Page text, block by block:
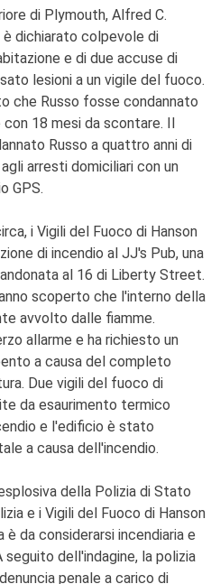
di Plymouth, Alfred C.
è dichiarato colpevole di
e di due accuse di
lesioni a un vigile del fuoco.
che Russo fosse condannato
18 mesi da scontare. Il
Russo a quattro anni di
arresti domiciliari con un
GPS.
i Vigili del Fuoco di Hanson
di incendio al JJ's Pub, una
al 16 di Liberty Street.
scoperto che l'interno della
avvolto dalle fiamme.
allarme e ha richiesto un
a causa del completo
Due vigili del fuoco di
da esaurimento termico
e l'edificio è stato
a causa dell'incendio.
della Polizia di Stato
e i Vigili del Fuoco di Hanson
da considerarsi incendiaria e
seguito dell'indagine, la polizia
penale a carico di